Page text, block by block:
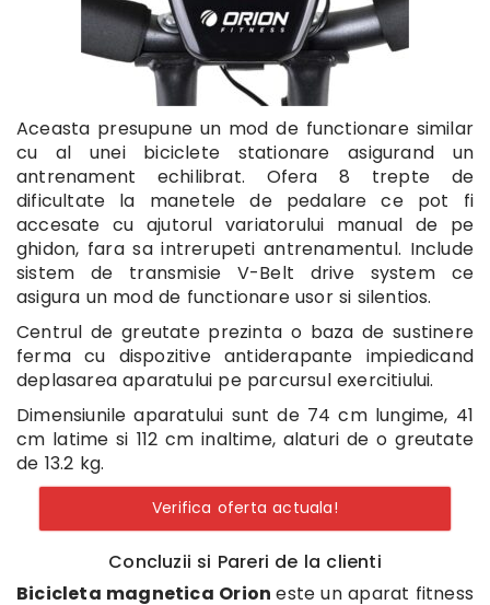
Aceasta presupune un mod de functionare similar
cu al unei biciclete stationare asigurand un
antrenament echilibrat. Ofera 8 trepte de
dificultate la manetele de pedalare ce pot fi
accesate cu ajutorul variatorului manual de pe
ghidon, fara sa intrerupeti antrenamentul. Include
sistem de transmisie V-Belt drive system ce
asigura un mod de functionare usor si silentios.
Centrul de greutate prezinta o baza de sustinere
ferma cu dispozitive antiderapante impiedicand
deplasarea aparatului pe parcursul exercitiului.
Dimensiunile aparatului sunt de 74 cm lungime, 41
cm latime si 112 cm inaltime, alaturi de o greutate
de 13.2 kg.
Verifica oferta actuala!
Concluzii si Pareri de la clienti
Bicicleta magnetica Orioneste un aparat fitness